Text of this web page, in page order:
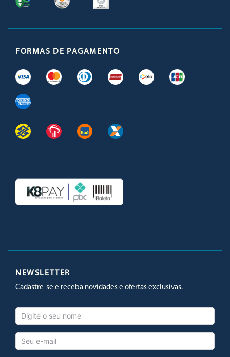
FORMAS DE PAGAMENTO
NEWSLETTER
Cadastre-se e receba novidades e ofertas exclusivas.